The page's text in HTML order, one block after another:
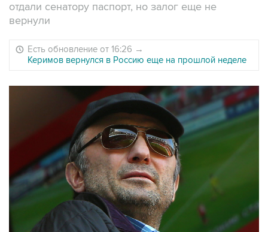
отдали сенатору паспорт, но залог еще не
вернули
Есть обновление от 16:26 →
Керимов вернулся в Россию еще на прошлой неделе